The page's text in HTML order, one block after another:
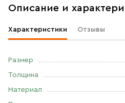
Описание и
Характеристики Отзывы
Размер
Толщина
Материал